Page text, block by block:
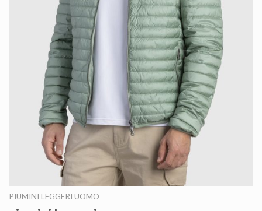
PIUMINI LEGGERI UOMO